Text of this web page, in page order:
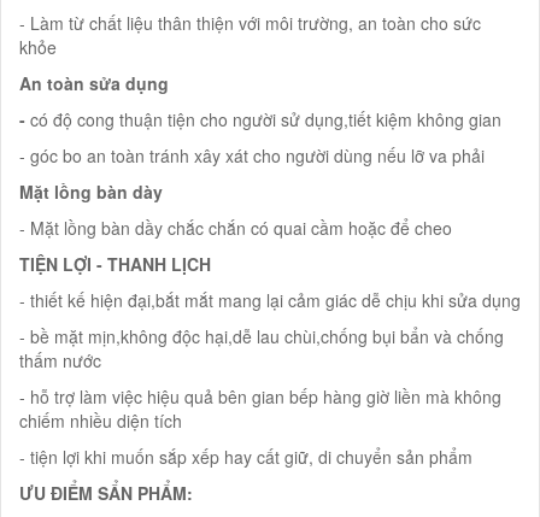
- Làm từ chất liệu thân thiện với môi trường, an toàn cho sức
khỏe
An toàn sửa dụng
- có độ cong thuận tiện cho người sử dụng,tiết kiệm không gian
- góc bo an toàn tránh xây xát cho người dùng nếu lỡ va phải
Mặt lồng bàn dày
- Mặt lồng bàn dầy chắc chắn có quai cầm hoặc để cheo
TIỆN LỢI - THANH LỊCH
- thiết kế hiện đại,bắt mắt mang lại cảm giác dễ chịu khi sửa dụng
- bề mặt mịn,không độc hại,dễ lau chùi,chống bụi bẩn và chống
thấm nước
- hỗ trợ làm việc hiệu quả bên gian bếp hàng giờ liền mà không
chiếm nhiều diện tích
- tiện lợi khi muốn sắp xếp hay cất giữ, di chuyển sản phẩm
ƯU ĐIỂM SẨN PHẨM: